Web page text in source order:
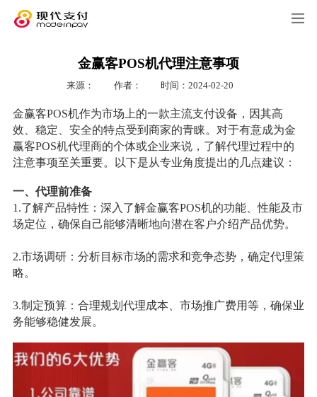
金赢客POS机代理注意事项
来源： 作者： 时间：2024-02-20
金赢客POS机作为市场上的一款主流支付设备，因其高
效、稳定、安全的特点受到商家的青睐。对于有意成为金
赢客POS机代理商的个体或企业来说，了解代理过程中的
注意事项至关重要。以下是从专业角度提出的几点建议：
一、代理前准备
1.了解产品特性：深入了解金赢客POS机的功能、性能及市
场定位，确保自己能够清晰地向潜在客户介绍产品优势。
2.市场调研：分析目标市场的需求和竞争态势，确定代理策
略。
3.制定预算：合理规划代理成本、市场推广费用等，确保业
务能够稳健发展。